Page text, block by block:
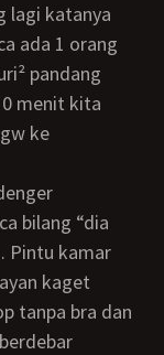
lagi katanya
ada 1 orang
pandang
menit kita
ke
bilang “dia
Pintu kamar
kaget
tanpa bra dan